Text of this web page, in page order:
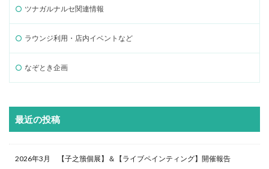
ツナガルナルセ関連情報
ラウンジ利用・店内イベントなど
なぞとき企画
最近の投稿
2026年3月 【子之籏個展】＆【ライブペインティング】開催報告